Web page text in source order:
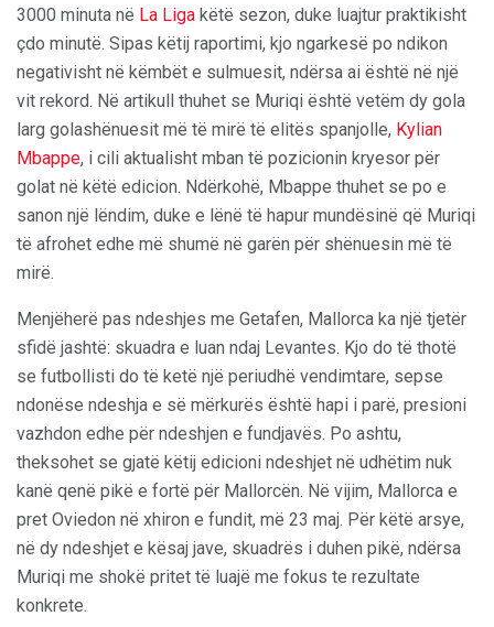
3000 minuta në La Liga këtë sezon, duke luajtur praktikisht
çdo minutë. Sipas këtij raportimi, kjo ngarkesë po ndikon
negativisht në këmbët e sulmuesit, ndërsa ai është në një
vit rekord. Në artikull thuhet se Muriqi është vetëm dy gola
larg golashënuesit më të mirë të elitës spanjolle, Kylian
Mbappe, i cili aktualisht mban të pozicionin kryesor për
golat në këtë edicion. Ndërkohë, Mbappe thuhet se po e
sanon një lëndim, duke e lënë të hapur mundësinë që Muriqi
të afrohet edhe më shumë në garën për shënuesin më të
mirë.
Menjëherë pas ndeshjes me Getafen, Mallorca ka një tjetër
sfidë jashtë: skuadra e luan ndaj Levantes. Kjo do të thotë
se futbollisti do të ketë një periudhë vendimtare, sepse
ndonëse ndeshja e së mërkurës është hapi i parë, presioni
vazhdon edhe për ndeshjen e fundjavës. Po ashtu,
theksohet se gjatë këtij edicioni ndeshjet në udhëtim nuk
kanë qenë pikë e fortë për Mallorcën. Në vijim, Mallorca e
pret Oviedon në xhiron e fundit, më 23 maj. Për këtë arsye,
në dy ndeshjet e kësaj jave, skuadrës i duhen pikë, ndërsa
Muriqi me shokë pritet të luajë me fokus te rezultate
konkrete.